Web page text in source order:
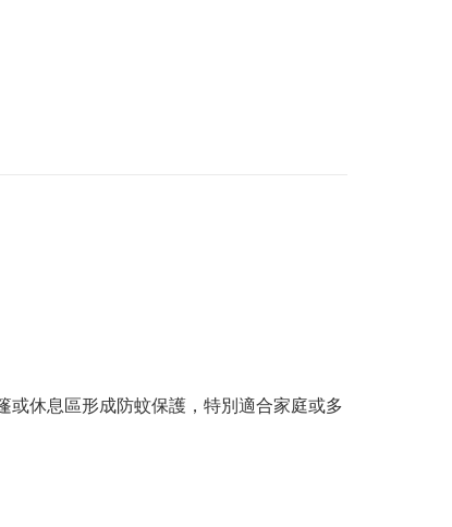
或休息區形成防蚊保護，特別適合家庭或多